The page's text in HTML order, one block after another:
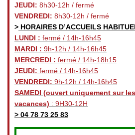
JEUDI: 8h30-12h / fermé
VENDREDI: 8h30-12h / fermé
> HORAIRES D’ACCUEILS
LUNDI : fermé / 14h-16h45
MARDI : 9h-12h / 14h-16h45
MERCREDI : fermé / 14h-18h15
JEUDI: fermé / 14h-16h45
VENDREDI: 9h-12h / 14h-16h45
SAMEDI (ouvert uniquement sur
vacances) : 9H30-12H
> 04 78 73 25 83